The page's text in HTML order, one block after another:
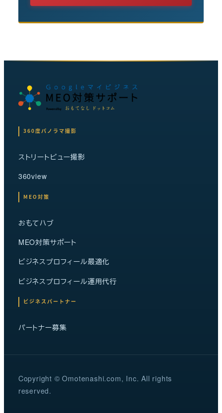
360度パノラマ撮影
ストリートビュー撮影
360view
MEO対策
おもてハブ
MEO対策サポート
ビジネスプロフィール最適化
ビジネスプロフィール運用代行
ビジネスパートナー
パートナー募集
Copyright © Omotenashi.com, Inc. All rights
reserved.